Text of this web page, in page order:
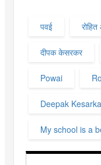
पवई
दीपक केसरकर
Powai
Deepak
My school is a